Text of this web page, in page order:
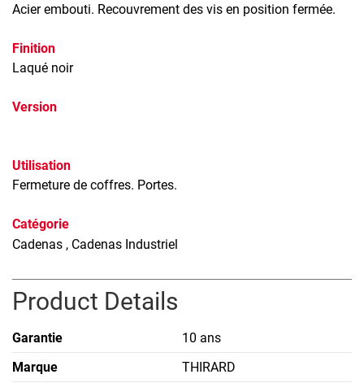
Acier embouti. Recouvrement des vis en position fermée.
Finition
Laqué noir
Version
Utilisation
Fermeture de coffres. Portes.
Catégorie
Cadenas , Cadenas Industriel
Product Details
Garantie
10 ans
Marque
THIRARD